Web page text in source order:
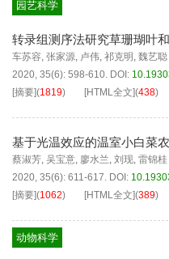
园艺科学
转录组测序法研究草珊瑚叶
车苏容, 张家源, 卢伟, 祁克明 , 魏艺聪
2020, 35(6): 598-610. DOI:
[摘要](1819) [HTML全文](438)
基于光温效应的温室小白菜
蔡淑芳, 吴宝意, 廖水兰, 刘现, 雷锦桂
2020, 35(6): 611-617. DOI:
[摘要](1062) [HTML全文](389)
动物科学